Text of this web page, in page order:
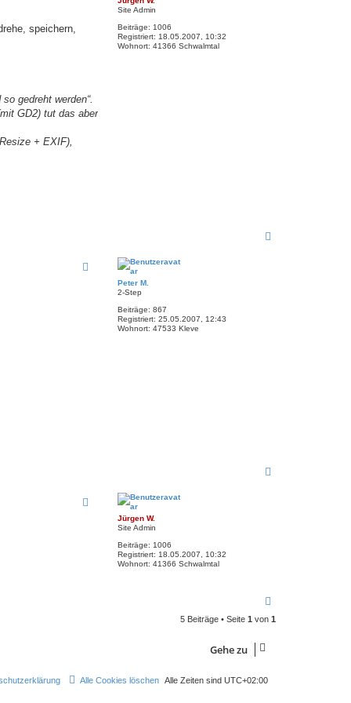
Site Admin
Beiträge: 1006
Registriert: 18.05.2007, 10:32
Wohnort: 41366 Schwalmtal
speichern,
gedreht werden“.
GD2) tut das aber
+ EXIF),
Peter M.
2-Step
Beiträge: 867
Registriert: 25.05.2007, 12:43
Wohnort: 47533 Kleve
Jürgen W.
Site Admin
Beiträge: 1006
Registriert: 18.05.2007, 10:32
Wohnort: 41366 Schwalmtal
c
5 Beiträge • Seite 1 von 1
Gehe zu
Alle Zeiten sind UTC+02:00
Alle Cookies löschen